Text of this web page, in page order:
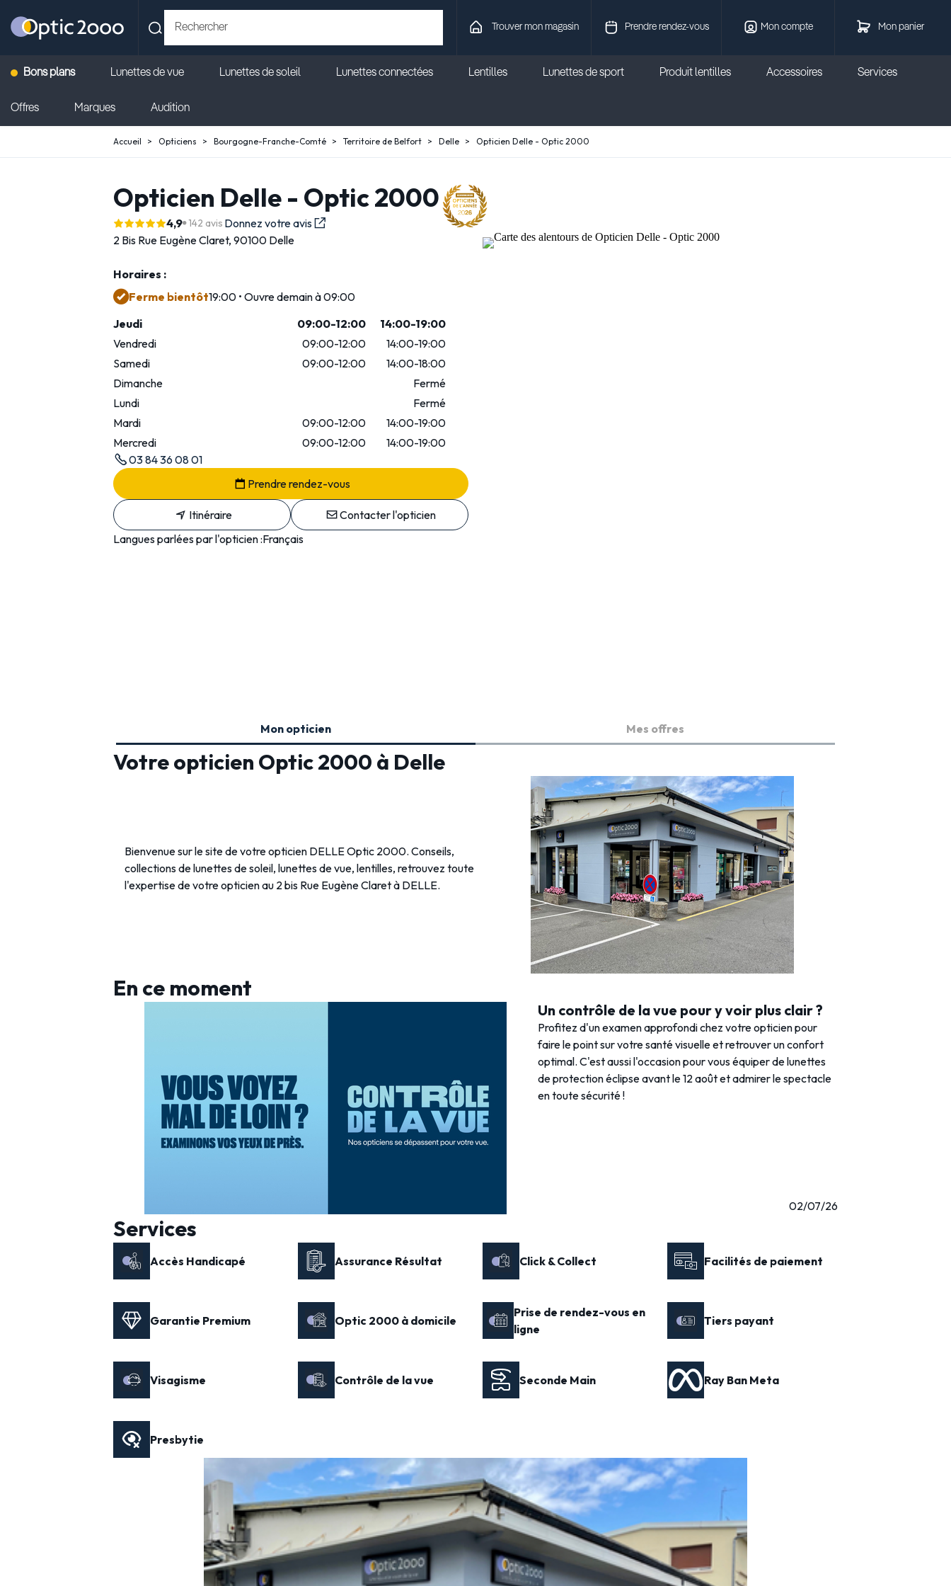
Mon panier
Prendre rendez-vous Mon compte
Trouver mon magasin
Bons plans Lunettes de vue Lunettes de soleil Lunettes connectées Lentilles Lunettes de sport Produit lentilles Accessoires Services
Offres Marques Audition
Accueil Opticiens Bourgogne-Franche-Comté Territoire de Belfort Delle Opticien Delle - Optic 2000
Opticien Delle - Optic 2000
4,9 142 avis Donnez votre avis
2 Bis Rue Eugène Claret, 90100 Delle
Horaires :
Ferme bientôt19:00 • Ouvre demain à 09:00
Jeudi
09:00-12:00
14:00-19:00
Vendredi
09:00-12:00
14:00-19:00
Samedi
09:00-12:00
14:00-18:00
Dimanche
Fermé
Lundi
Fermé
Mardi
09:00-12:00
14:00-19:00
Mercredi
09:00-12:00
14:00-19:00
03 84 36 08 01
Prendre rendez-vous
Itinéraire
Contacter l'opticien
Langues parlées par l'opticien :Français
Mon opticien Mes offres
Votre opticien Optic 2000 à Delle
Bienvenue sur le site de votre opticien DELLE Optic 2000. Conseils,
collections de lunettes de soleil, lunettes de vue, lentilles, retrouvez toute
l'expertise de votre opticien au 2 bis Rue Eugène Claret à DELLE.
En ce moment
Un contrôle de la vue pour y voir plus clair ?
Profitez d'un examen approfondi chez votre opticien pour
faire le point sur votre santé visuelle et retrouver un confort
optimal. C'est aussi l'occasion pour vous équiper de lunettes
de protection éclipse avant le 12 août et admirer le spectacle
en toute sécurité !
02/07/26
Services
Accès Handicapé Assurance Résultat Click & Collect Facilités de paiement
Garantie Premium Optic 2000 à domicile
Prise de rendez-vous en
ligne
Tiers payant
Visagisme Contrôle de la vue Seconde Main Ray Ban Meta
Presbytie